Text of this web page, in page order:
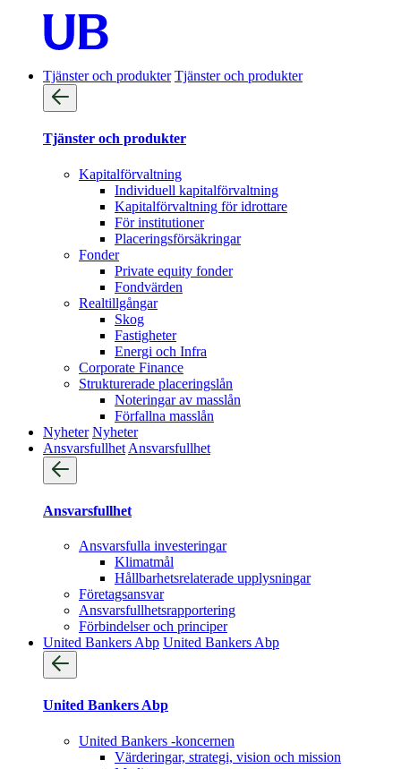
Tjänster och produkter Tjänster och produkter
Tjänster och produkter
Kapitalförvaltning
Individuell kapitalförvaltning
Kapitalförvaltning för idrottare
För institutioner
Placeringsförsäkringar
Fonder
Private equity fonder
Fondvärden
Realtillgångar
Skog
Fastigheter
Energi och Infra
Corporate Finance
Strukturerade placeringslån
Noteringar av masslån
Förfallna masslån
Nyheter Nyheter
Ansvarsfullhet Ansvarsfullhet
Ansvarsfullhet
Ansvarsfulla investeringar
Klimatmål
Hållbarhetsrelaterade upplysningar
Företagsansvar
Ansvarsfullhets­rapportering
Förbindelser och principer
United Bankers Abp United Bankers Abp
United Bankers Abp
United Bankers -koncernen
Värderingar, strategi, vision och mission